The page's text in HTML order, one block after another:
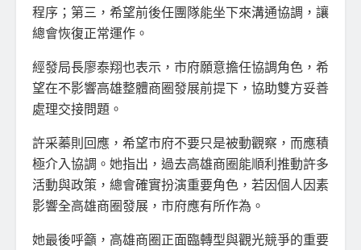
程序；第三，希望前後任團隊能坐下來溝通協調，讓
總會恢復正常運作。
經發局長廖泰翔也表示，市府願意擔任協調角色，希
望在不影響高雄整體商圈發展前提下，協助雙方妥善
處理交接問題。
許采蓁則回應，希望市府不要只是被動觀察，而應積
極介入協調。她指出，過去高雄商圈能順利推動許多
活動與政策，總會確實扮演重要角色，若因個人因素
影響全高雄商圈發展，市府應有所作為。
她最後呼籲，高雄商圈正面臨轉型與觀光競爭的重要